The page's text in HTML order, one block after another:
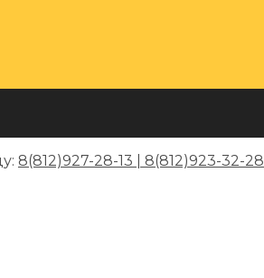
8(812)927-28-13 | 8(812)923-32-28